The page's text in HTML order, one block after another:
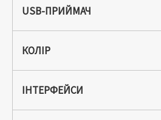
USB-ПРИЙМАЧ
КОЛІР
ІНТЕРФЕЙСИ